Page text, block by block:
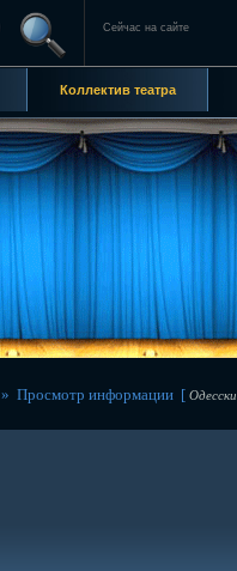
Сейчас на сайте
Коллектив театра
» Просмотр информации [